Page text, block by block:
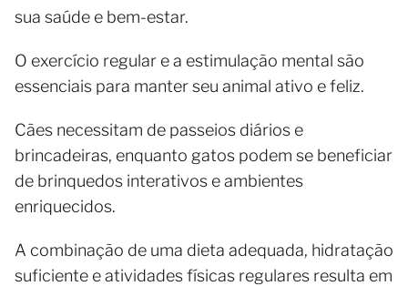
sua saúde e bem-estar.
O exercício regular e a estimulação mental são
essenciais para manter seu animal ativo e feliz.
Cães necessitam de passeios diários e
brincadeiras, enquanto gatos podem se beneficiar
de brinquedos interativos e ambientes
enriquecidos.
A combinação de uma dieta adequada, hidratação
suficiente e atividades físicas regulares resulta em